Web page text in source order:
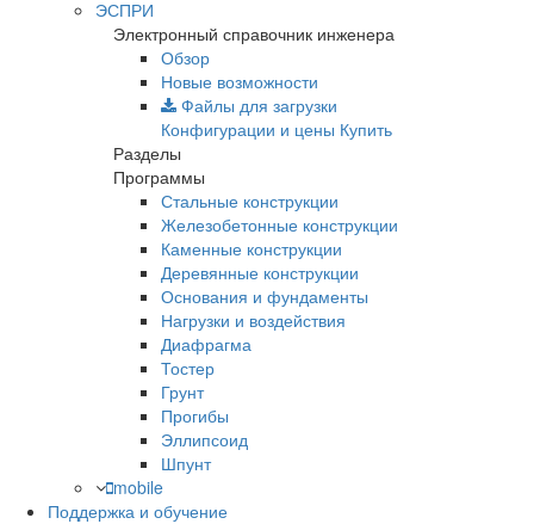
ЭСПРИ
Электронный справочник инженера
Обзор
Новые возможности
Файлы для загрузки
Конфигурации и цены Купить
Разделы
Программы
Стальные конструкции
Железобетонные конструкции
Каменные конструкции
Деревянные конструкции
Основания и фундаменты
Нагрузки и воздействия
Диафрагма
Тостер
Грунт
Прогибы
Эллипсоид
Шпунт
mobile
Поддержка и обучение